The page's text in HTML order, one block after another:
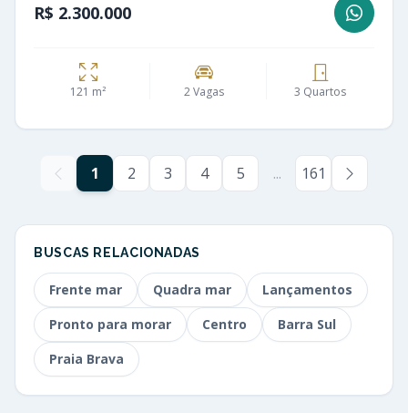
R$ 2.300.000
121 m² 2 Vagas 3 Quartos
1 2 3 4 5 ... 161
BUSCAS RELACIONADAS
Frente mar Quadra mar
Lançamentos
Pronto para morar
Centro
Barra Sul
Praia Brava